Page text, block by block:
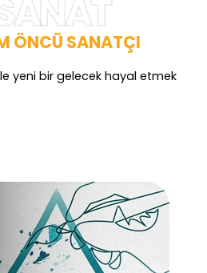
ÖNCÜ SANATÇI
yeni bir gelecek hayal etmek